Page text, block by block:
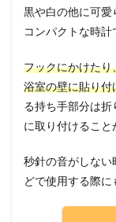
黒や白の他に可愛
コンパクトな時計
フックにかけた
浴室の壁に貼り付
る持ち手部分は
に取り付けること
秒針の音がしない
どで使用する際に